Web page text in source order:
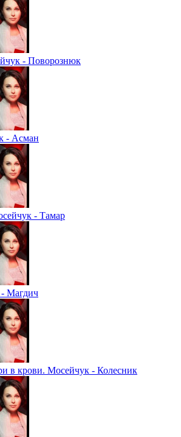
- Поворознюк
- Асман
- Тамар
- Магдич
в крови. Мосейчук - Колесник